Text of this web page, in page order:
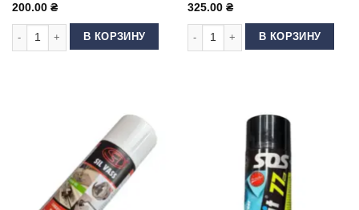
200.00 ₴
Количество товара Масло для швейных машин 1л
В КОРЗИНУ
325.00 ₴
Количество товара Клей-спрей
В КОРЗИНУ